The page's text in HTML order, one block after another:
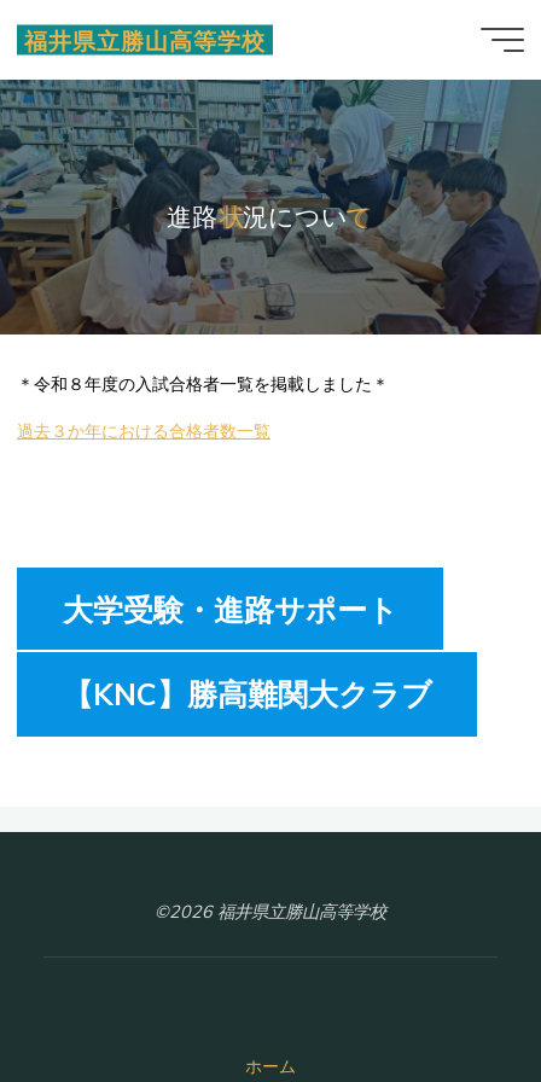
ン
ツ
へ
ス
キ
ッ
プ
福井県立勝山高等学校
進路状
状況について
て
＊令和８年度の入試合格者一覧を掲載しました＊
過去３か年における合格者数一覧
大学受験・進路サポート
【KNC】勝高難関大クラブ
©2026 福井県立勝山高等学校
ホーム